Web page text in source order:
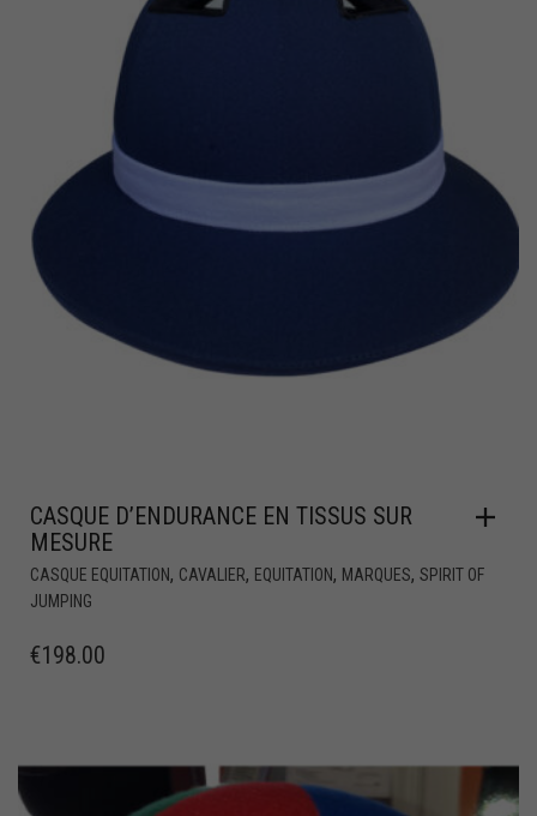
CASQUE D’ENDURANCE EN TISSUS SUR
MESURE
CASQUE EQUITATION, CAVALIER, EQUITATION, MARQUES, SPIRIT OF
JUMPING
€198.00